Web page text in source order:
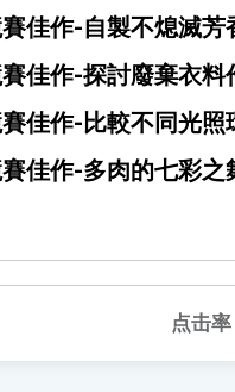
佳作-自製不熄滅
佳作-探討廢棄衣
佳作-比較不同光
佳作-多肉的七彩
点击率